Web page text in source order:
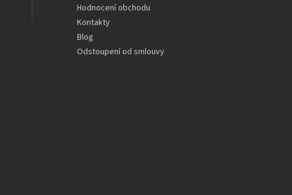
Hodnocení obchodu
Kontakty
Blog
Odstoupení od smlouvy